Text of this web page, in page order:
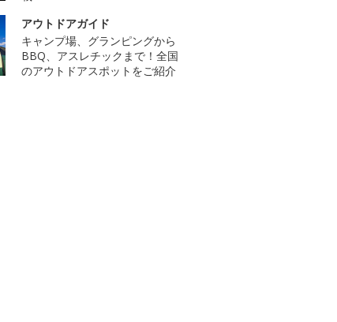
アウトドアガイド
キャンプ場、グランピングから
BBQ、アスレチックまで！全国
のアウトドアスポットをご紹介